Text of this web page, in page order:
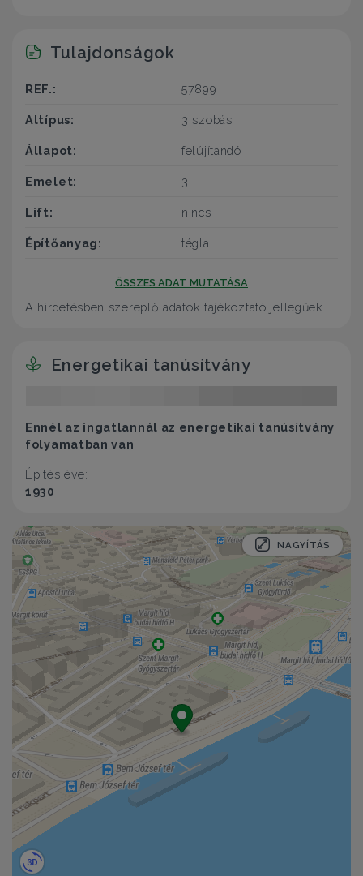
Tulajdonságok
REF.: 57899
Altípus: 3 szobás
Állapot: felújítandó
Emelet: 3
Lift: nincs
Építőanyag: tégla
ÖSSZES ADAT MUTATÁSA
A hirdetésben szereplő adatok tájékoztató jellegűek.
Energetikai tanúsítvány
Ennél az ingatlannál az energetikai tanúsítvány
folyamatban van
Építés éve:
1930
NAGYÍTÁS